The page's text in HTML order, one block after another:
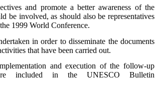
and promote a better awareness of the
be involved, as should also be representatives
1999 World Conference.
in order to disseminate the documents
that have been carried out.
and execution of the follow-up
included in the UNESCO Bulletin